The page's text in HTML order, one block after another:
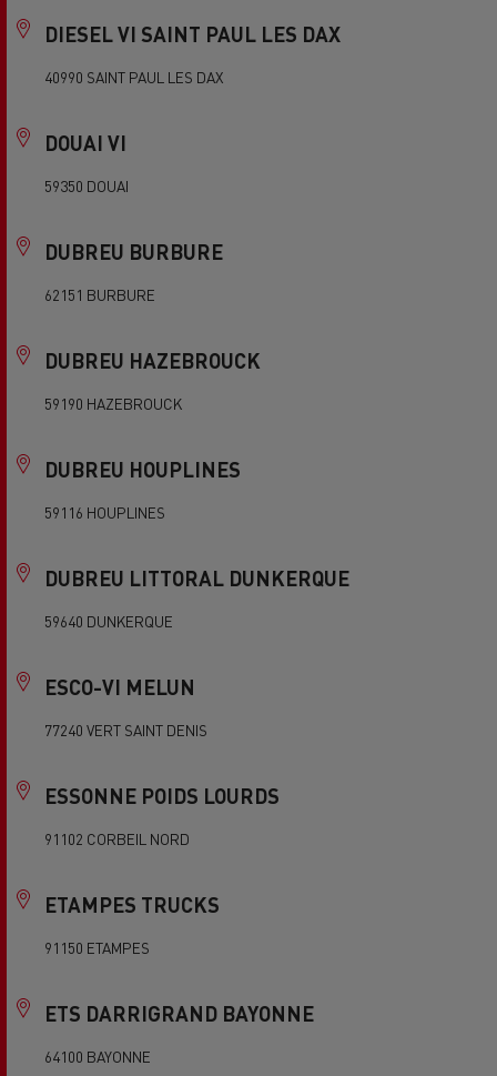
DIESEL VI SAINT PAUL LES DAX
40990 SAINT PAUL LES DAX
DOUAI VI
59350 DOUAI
DUBREU BURBURE
62151 BURBURE
DUBREU HAZEBROUCK
59190 HAZEBROUCK
DUBREU HOUPLINES
59116 HOUPLINES
DUBREU LITTORAL DUNKERQUE
59640 DUNKERQUE
ESCO-VI MELUN
77240 VERT SAINT DENIS
ESSONNE POIDS LOURDS
91102 CORBEIL NORD
ETAMPES TRUCKS
91150 ETAMPES
ETS DARRIGRAND BAYONNE
64100 BAYONNE